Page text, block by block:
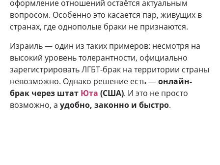
оформление отношений остаётся актуальным
вопросом. Особенно это касается пар, живущих в
странах, где однополые браки не признаются.
Израиль — один из таких примеров: несмотря на
высокий уровень толерантности, официально
зарегистрировать ЛГБТ-брак на территории страны
невозможно. Однако решение есть —онлайн-
брак через штат Юта (США). И это не просто
возможно, а удобно, законно и быстро.